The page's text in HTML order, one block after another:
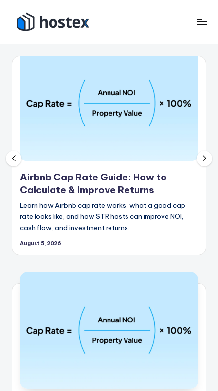
Inhalt
springen
o
auf
Airbnb Cap Rate Guide: How to
Calculate & Improve Returns
Learn how Airbnb cap rate works, what a good cap
rate looks like, and how STR hosts can improve NOI,
cash flow, and investment returns.
August 5, 2026